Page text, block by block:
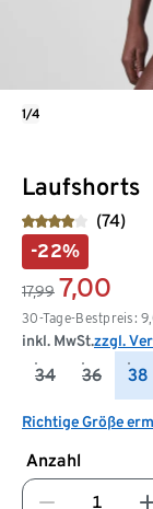
Laufshorts
(74)
-22%
17,99 7,00
30-Tage-Bestpreis:
inkl. MwSt.zzgl.
34 36 38
Richtige Größe
Anzahl
1/4